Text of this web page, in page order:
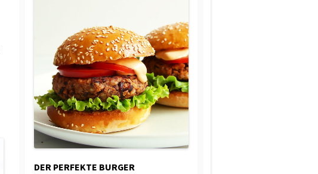
DER PERFEKTE BURGER